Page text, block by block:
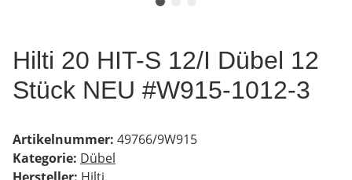
Hilti 20 HIT-S 12/I Dübel 12
Stück NEU #W915-1012-3
Artikelnummer: 49766/9W915
Kategorie: Dübel